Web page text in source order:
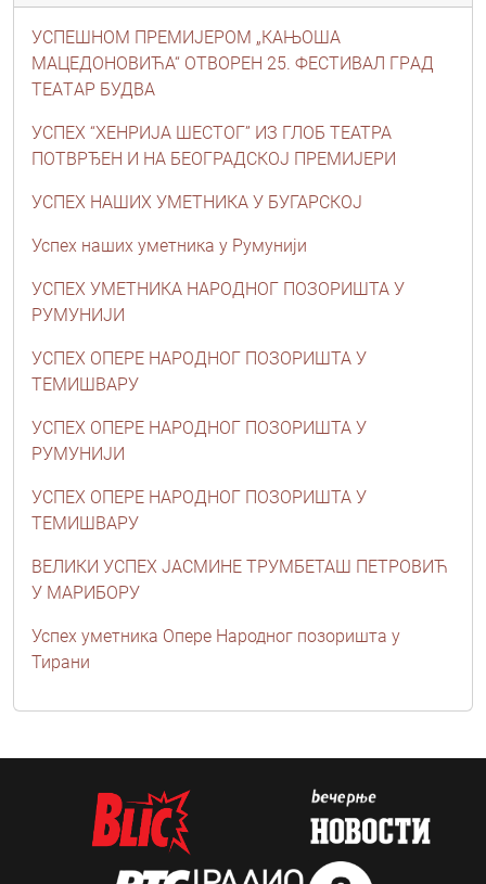
УСПЕШНОМ ПРЕМИЈЕРОМ „КAЊОШA
МAЦЕДОНОВИЋA“ ОТВОРЕН 25. ФЕСТИВAЛ ГРAД
ТЕAТAР БУДВA
УСПЕХ “ХЕНРИЈА ШЕСТОГ” ИЗ ГЛОБ ТЕАТРА
ПОТВРЂЕН И НА БЕОГРАДСКОЈ ПРЕМИЈЕРИ
УСПЕХ НАШИХ УМЕТНИКА У БУГАРСКОЈ
Успех наших уметника у Румунији
УСПЕХ УМЕТНИКА НАРОДНОГ ПОЗОРИШТА У
РУМУНИЈИ
УСПЕХ ОПЕРЕ НАРОДНОГ ПОЗОРИШТА У
ТЕМИШВАРУ
УСПЕХ ОПЕРЕ НАРОДНОГ ПОЗОРИШТА У
РУМУНИЈИ
УСПЕХ ОПЕРЕ НАРОДНОГ ПОЗОРИШТА У
ТЕМИШВАРУ
ВЕЛИКИ УСПЕХ ЈАСМИНЕ ТРУМБЕТАШ ПЕТРОВИЋ
У МАРИБОРУ
Успех уметника Опере Народног позоришта у
Тирани